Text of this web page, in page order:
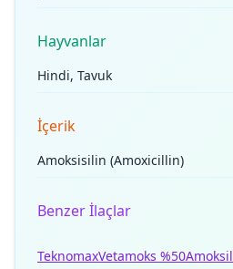
Hayvanlar
Hindi, Tavuk
İçerik
Amoksisilin (Amoxicillin)
Benzer İlaçlar
TeknomaxVetamoks %50Amoksil